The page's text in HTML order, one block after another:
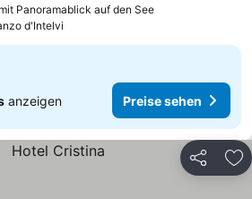
Panoramablick auf den See
d'Intelvi
anzeigen Preise sehen
Teilen